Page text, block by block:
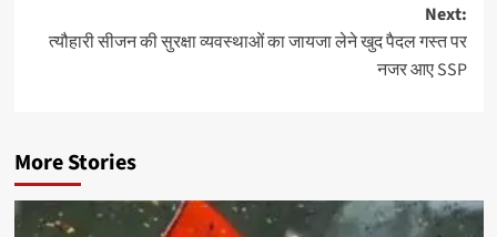
Next:
त्यौहारी सीजन की सुरक्षा व्यवस्थाओं का जायजा लेने खुद पैदल गस्त पर
नजर आए SSP
More Stories